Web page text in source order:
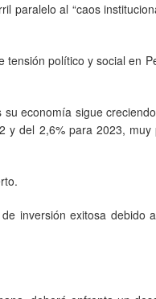
paralelo al “caos
tensión político y social en
economía sigue
y del 2,6% para 2023, muy
inversión exitosa debido